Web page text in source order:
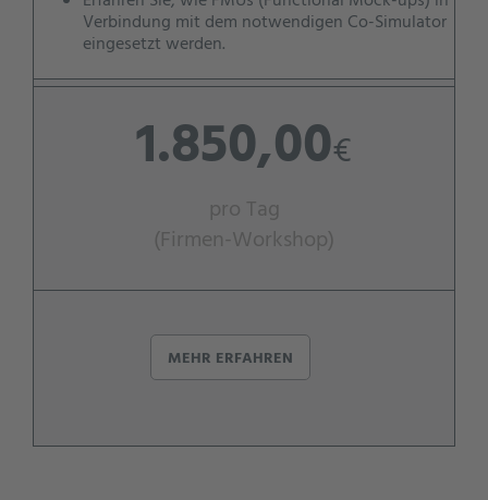
Verbindung mit dem notwendigen Co-Simulator
eingesetzt werden.
1.850,00€
pro Tag
(Firmen-Workshop)
MEHR ERFAHREN